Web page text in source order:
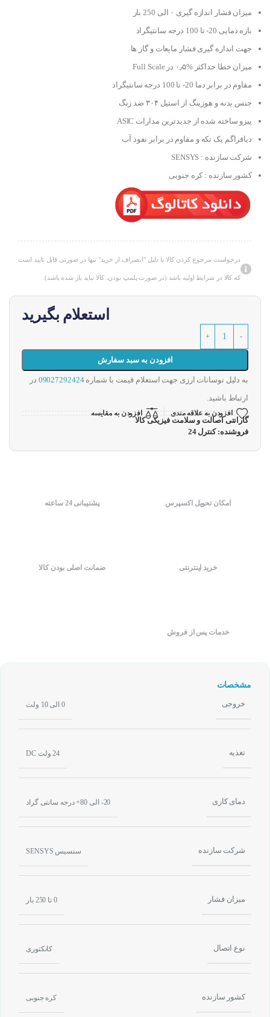
میزان فشار اندازه گیری ۰ الی 250 بار
بازه دمایی 20- تا 100 درجه سانتیگراد
جهت اندازه گیری فشار مایعات و گاز ها
میزان خطا حداکثر %۰٫۵ در Full Scale
مقاوم در برابر دما 20- تا 100 درجه سانتیگراد
جنس بدنه و هوزینگ از استیل ۳۰۴ ضد زنگ
پیزو ساخته شده از جدیدترین مدارات ASIC
دیافراگم یک تکه و مقاوم در برابر نفوذ آب
شرکت سازنده : SENSYS
کشور سازنده : کره جنوبی
درخواست مرجوع کردن کالا با دلیل "انصراف از خرید" تنها در صورتی قابل تایید است
که کالا در شرایط اولیه باشد (در صورت پلمپ بودن، کالا نباید باز شده باشد).
استعلام بگیرید
افزودن به سبد سفارش
به دلیل نوسانات ارزی جهت استعلام قیمت با شماره09027292424 در
ارتباط باشید.
افزودن به علاقه مندی افزودن به مقایسه
گارانتی اصالت و سلامت فیزیکی کالا
فروشنده: کنترل 24
امکان تحویل اکسپرس پشتیبانی 24 ساعته
خرید اینترنتی ضمانت اصلی بودن کالا
خدمات پس از فروش
مشخصات
خروجی 0 الی 10 ولت
تغذیه 24 ولت DC
دمای کاری 20- الی 80+ درجه سانتی گراد
شرکت سازنده سنسیس SENSYS
میزان فشار 0 تا 250 بار
نوع اتصال کانکتوری
کشور سازنده کره جنوبی